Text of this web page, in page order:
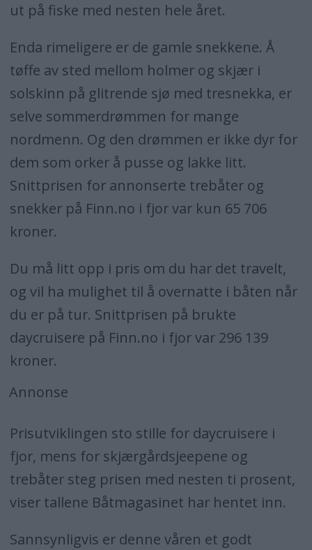
ut på fiske med nesten hele året.
Enda rimeligere er de gamle snekkene. Å
tøffe av sted mellom holmer og skjær i
solskinn på glitrende sjø med tresnekka, er
selve sommerdrømmen for mange
nordmenn. Og den drømmen er ikke dyr for
dem som orker å pusse og lakke litt.
Snittprisen for annonserte trebåter og
snekker på Finn.no i fjor var kun 65 706
kroner.
Du må litt opp i pris om du har det travelt,
og vil ha mulighet til å overnatte i båten når
du er på tur. Snittprisen på brukte
daycruisere på Finn.no i fjor var 296 139
kroner.
Annonse
Prisutviklingen sto stille for daycruisere i
fjor, mens for skjærgårdsjeepene og
trebåter steg prisen med nesten ti prosent,
viser tallene Båtmagasinet har hentet inn.
Sannsynligvis er denne våren et godt